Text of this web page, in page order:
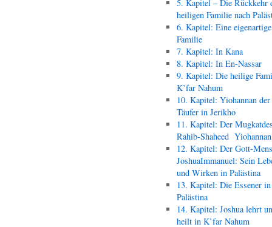
5. Kapitel – Die Rückkehr
heiligen Familie nach
6. Kapitel: Eine eigenartige
Familie
7. Kapitel: In Kana
8. Kapitel: In En-Nassar
9. Kapitel: Die heilige
K’far Nahum
10. Kapitel: Yiohannan der
Täufer in Jerikho
11. Kapitel: Der
Rahib-Shaheed
12. Kapitel: Der Gott-
JoshuaImmanuel: Sein
und Wirken in Palästina
13. Kapitel: Die Essener in
Palästina
14. Kapitel: Joshua lehrt
heilt in K’far Nahum